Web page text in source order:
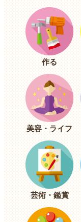
作る
美容・ライフ
芸術・鑑賞